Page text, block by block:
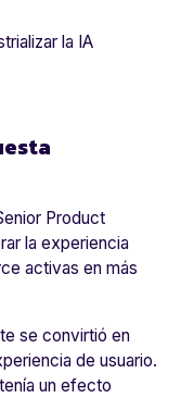
la IA
Product
la experiencia
activas en más
se convirtió en
de usuario.
un efecto